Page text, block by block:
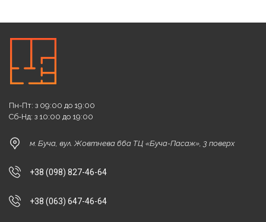
Пн-Пт: з 09:00 до 19:00
Сб-Нд: з 10:00 до 19:00
м. Буча, вул. Жовтнева 66а ТЦ «Буча-Пасаж», 3 поверх
+38 (098) 827-46-64
+38 (063) 647-46-64